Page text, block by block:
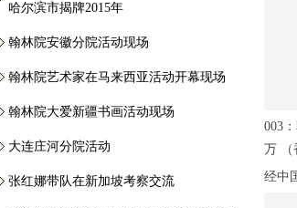
哈尔滨市揭牌2015年
翰林院安徽分院活动现场
翰林院艺术家在马来西亚活动开幕现场
翰林院大爱新疆书画活动现场
大连庄河分院活动
张红娜带队在新加坡考察交流
003
万 （
经中